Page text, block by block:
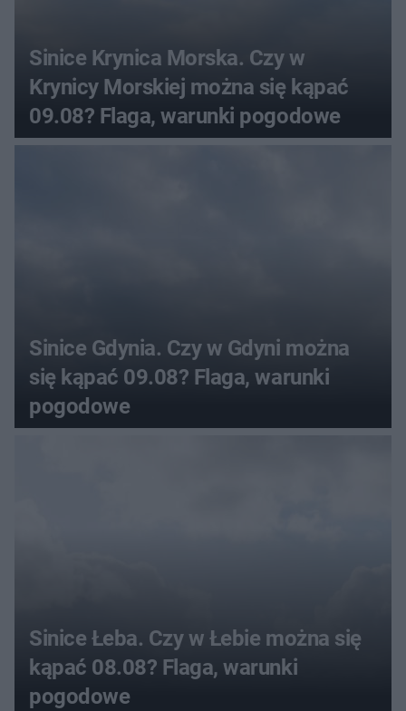
Sinice Krynica Morska. Czy w
Krynicy Morskiej można się kąpać
09.08? Flaga, warunki pogodowe
Sinice Gdynia. Czy w Gdyni można
się kąpać 09.08? Flaga, warunki
pogodowe
Sinice Łeba. Czy w Łebie można się
kąpać 08.08? Flaga, warunki
pogodowe